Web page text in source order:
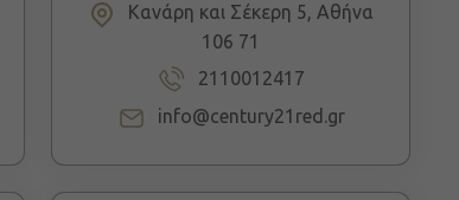
Κανάρη και Σέκερη 5, Αθήνα
106 71
2110012417
info@century21red.gr